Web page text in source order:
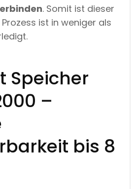
. Somit ist dieser
ist in weniger als
Speicher
–
bis 8